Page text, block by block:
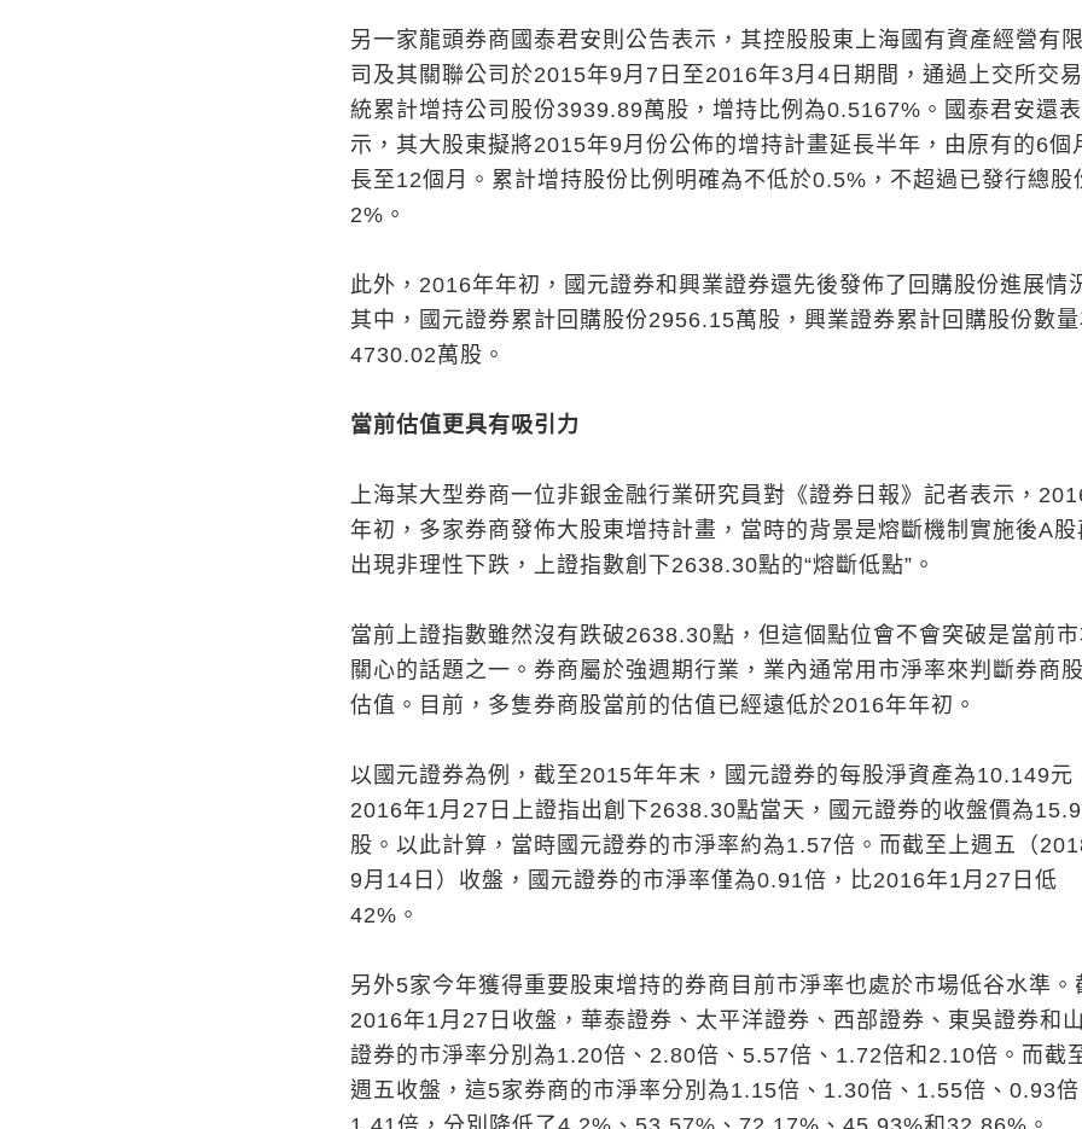
另一家龍頭券商國泰君安則公告表示，其控股股東上海國有資產經營有
司及其關聯公司於2015年9月7日至2016年3月4日期間，通過上交所交
統累計增持公司股份3939.89萬股，增持比例為0.5167%。國泰君安還表
示，其大股東擬將2015年9月份公佈的增持計畫延長半年，由原有的6個
長至12個月。累計增持股份比例明確為不低於0.5%，不超過已發行總股
2%。
此外，2016年年初，國元證券和興業證券還先後發佈了回購股份進展情
其中，國元證券累計回購股份2956.15萬股，興業證券累計回購股份數量
4730.02萬股。
當前估值更具有吸引力
上海某大型券商一位非銀金融行業研究員對《證券日報》記者表示，
年初，多家券商發佈大股東增持計畫，當時的背景是熔斷機制實施後A股
出現非理性下跌，上證指數創下2638.30點的“熔斷低點”。
當前上證指數雖然沒有跌破2638.30點，但這個點位會不會突破是當前市
關心的話題之一。券商屬於強週期行業，業內通常用市淨率來判斷券商
估值。目前，多隻券商股當前的估值已經遠低於2016年年初。
以國元證券為例，截至2015年年末，國元證券的每股淨資產為10.149元
2016年1月27日上證指出創下2638.30點當天，國元證券的收盤價為
股。以此計算，當時國元證券的市淨率約為1.57倍。而截至上週五（
9月14日）收盤，國元證券的市淨率僅為0.91倍，比2016年1月27日低
42%。
另外5家今年獲得重要股東增持的券商目前市淨率也處於市場低谷水準。
2016年1月27日收盤，華泰證券、太平洋證券、西部證券、東吳證券和
證券的市淨率分別為1.20倍、2.80倍、5.57倍、1.72倍和2.10倍。而截
週五收盤，這5家券商的市淨率分別為1.15倍、1.30倍、1.55倍、0.93倍